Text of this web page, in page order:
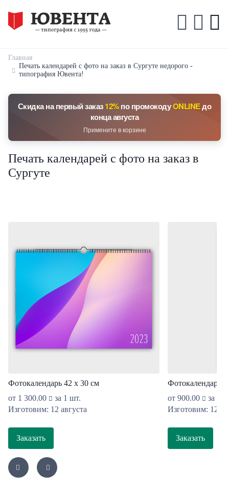
Главная
Печать календарей с фото на заказ в Сургуте недорого -
типография Ювента!
Скидка на первый заказ12%по промокодуONLINEдо
конца августа
Примените в корзине
Печать календарей с фото на заказ в
Сургуте
Фотокалендарь 42 х 30 см
от 1 300.00
за 1 шт.
Изготовим: 12 августа
Заказать
Фотокалендарь
от 900.00
за 1
Изготовим: 12
Заказать